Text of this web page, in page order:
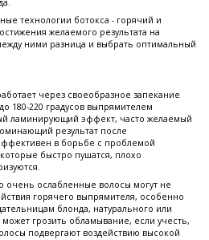
технологии ботокса - горячий и
желаемого результата на
ними разница и выбрать оптимальный
через своеобразное запекание
180-220 градусов выпрямителем
ламинирующий эффект, часто желаемый
результат после
в борьбе с проблемой
быстро пушатся, плохо
очень ослабленные волосы могут не
горячего выпрямителя, особенно
блонда, натурального или
грозить обламывание, если учесть,
подвергают воздействию высокой